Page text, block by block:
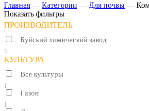
Главная — Категории — Для почвы —
Показать фильтры
ПРОИЗВОДИТЕЛЬ
Буйский химический завод
3
КУЛЬТУРА
Все культуры
1
Газон
1